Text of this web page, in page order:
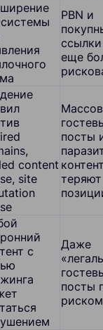
PBN и
еще
content
site
посты
контент
теряют
с
Даже
посты
риском